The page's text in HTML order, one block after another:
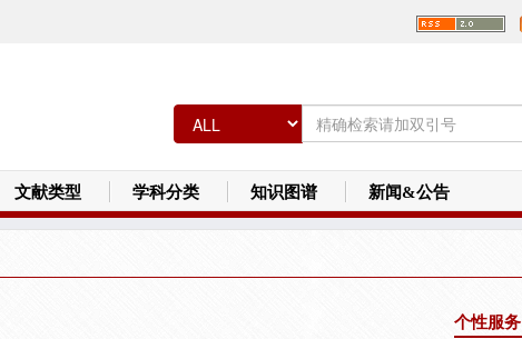
文献类型 学科分类 知识图谱 新闻&公告
个性服务